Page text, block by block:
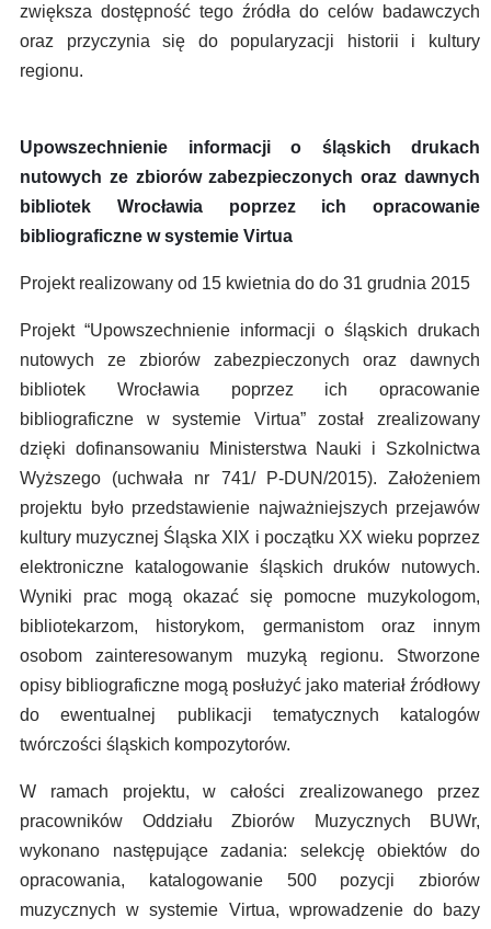
zwiększa dostępność tego źródła do celów badawczych
oraz przyczynia się do popularyzacji historii i kultury
regionu.
Upowszechnienie informacji o śląskich drukach
nutowych ze zbiorów zabezpieczonych oraz dawnych
bibliotek Wrocławia poprzez ich opracowanie
bibliograficzne w systemie Virtua
Projekt realizowany od 15 kwietnia do do 31 grudnia 2015
Projekt “Upowszechnienie informacji o śląskich drukach
nutowych ze zbiorów zabezpieczonych oraz dawnych
bibliotek Wrocławia poprzez ich opracowanie
bibliograficzne w systemie Virtua” został zrealizowany
dzięki dofinansowaniu Ministerstwa Nauki i Szkolnictwa
Wyższego (uchwała nr 741/ P-DUN/2015). Założeniem
projektu było przedstawienie najważniejszych przejawów
kultury muzycznej Śląska XIX i początku XX wieku poprzez
elektroniczne katalogowanie śląskich druków nutowych.
Wyniki prac mogą okazać się pomocne muzykologom,
bibliotekarzom, historykom, germanistom oraz innym
osobom zainteresowanym muzyką regionu. Stworzone
opisy bibliograficzne mogą posłużyć jako materiał źródłowy
do ewentualnej publikacji tematycznych katalogów
twórczości śląskich kompozytorów.
W ramach projektu, w całości zrealizowanego przez
pracowników Oddziału Zbiorów Muzycznych BUWr,
wykonano następujące zadania: selekcję obiektów do
opracowania, katalogowanie 500 pozycji zbiorów
muzycznych w systemie Virtua, wprowadzenie do bazy